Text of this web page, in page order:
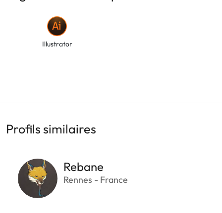
Illustrator
Profils similaires
Rebane
Rennes - France